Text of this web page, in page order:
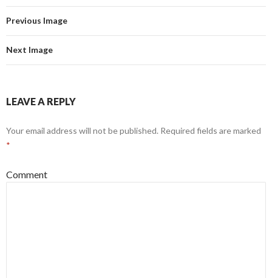
Previous Image
Next Image
LEAVE A REPLY
Your email address will not be published. Required fields are marked
*
Comment